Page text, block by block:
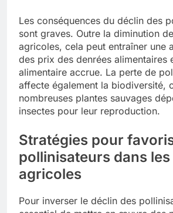
Les conséquences du déclin des
sont graves. Outre la diminution
agricoles, cela peut entraîner une
des prix des denrées alimentaires
alimentaire accrue. La perte de
affecte également la biodiversité,
nombreuses plantes sauvages
insectes pour leur reproduction.
Stratégies pour
pollinisateurs dans
agricoles
Pour inverser le déclin des